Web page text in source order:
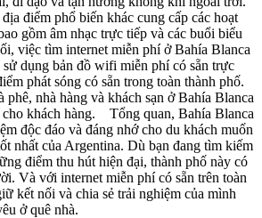
điểm phổ biến khác cung cấp các hoạt
gồm âm nhạc trực tiếp và các buổi biểu
việc tìm internet miễn phí ở Bahía Blanca
sử dụng bản đồ wifi miễn phí có sẵn trực
phát sóng có sẵn trong toàn thành phố.
phê, nhà hàng và khách sạn ở Bahía Blanca
khách hàng. Tổng quan, Bahía Blanca
độc đáo và đáng nhớ cho du khách muốn
nhất của Argentina. Dù bạn đang tìm kiếm
điểm thu hút hiện đại, thành phố này có
Và với internet miễn phí có sẵn trên toàn
kết nối và chia sẻ trải nghiệm của mình
ở quê nhà.